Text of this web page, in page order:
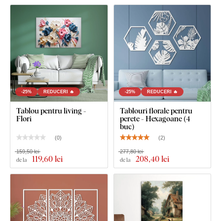
Ce este inclus în pachet?
Tablou abstract - Floare artistică
-25% REDUCERI 🔥
Tablou pentru living -
Flori
(0)
de la 119,60 lei
159,50 lei
-25% REDUCERI 🔥
Tablouri florale pentru
perete - Hexagoane (4
buc)
(2)
de la 208,40 lei
277,80 lei